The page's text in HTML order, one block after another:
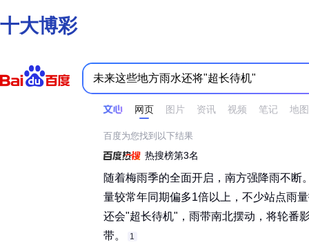
十大博彩
网页 图片 资讯 视频 笔记 地图
时间不限 所有网页和文件 站点内检索
百度为您找到以下结果
热搜榜第3名
随着梅雨季的全面开启，南方强降雨不
量较常年同期偏多1倍以上，不少站点雨
还会"超长待机"，雨带南北摆动，将轮番
带。‌‌
1